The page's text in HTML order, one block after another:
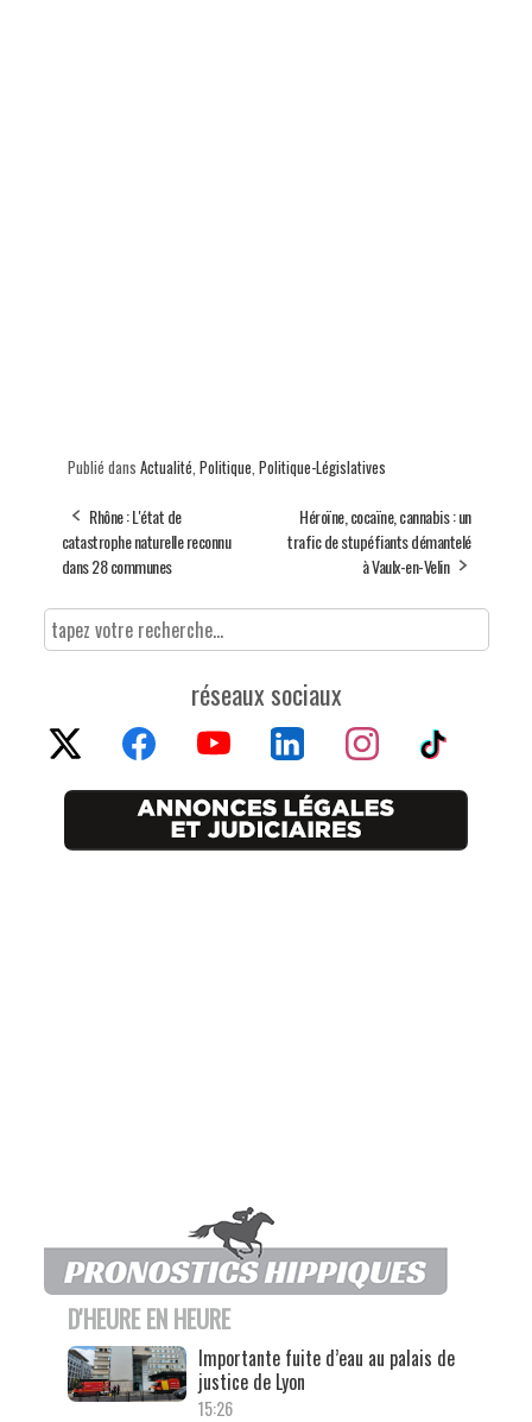
Publié dans Actualité Politique Politique-Législatives
Rhône : L'état de
catastrophe naturelle reconnu
dans 28 communes
Héroïne, cocaïne, cannabis : un
trafic de stupéfiants démantelé
à Vaulx-en-Velin
réseaux sociaux
D'HEURE EN HEURE
Importante fuite d’eau au palais de
justice de Lyon
15:26